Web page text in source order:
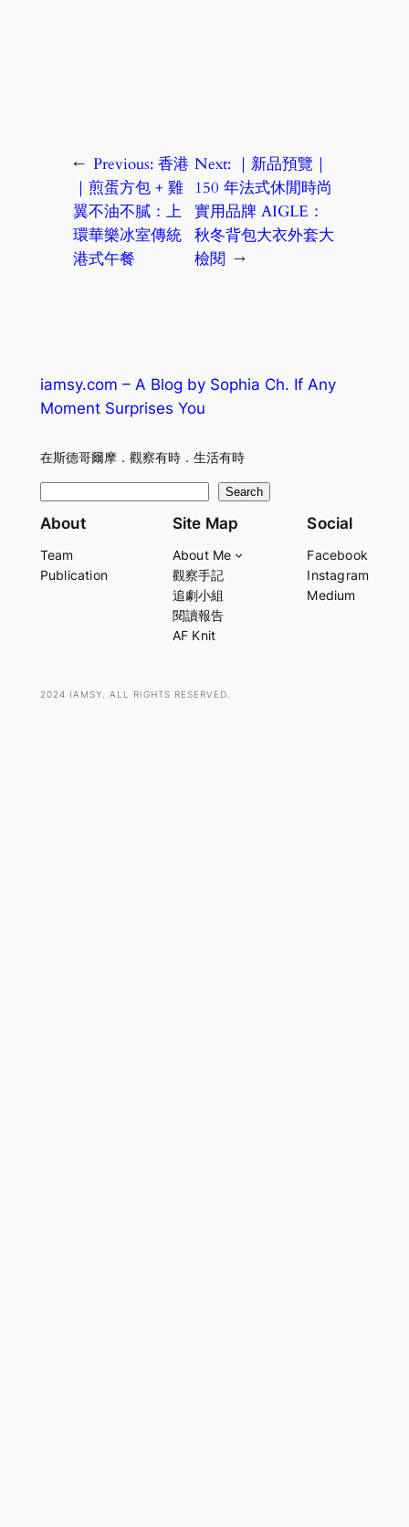
← Previous: 香港
｜煎蛋方包 + 雞
翼不油不膩：上
環華樂冰室傳統
港式午餐
Next: ｜新品預覽｜
150 年法式休閒時尚
實用品牌 AIGLE：
秋冬背包大衣外套大
檢閱 →
iamsy.com – A Blog by Sophia Ch. If Any
Moment Surprises You
在斯德哥爾摩．觀察有時．生活有時
e
r
Search
About
Team
Publication
Site Map
About Me
觀察手記
追劇小組
閱讀報告
AF Knit
Social
Facebook
Instagram
Medium
2024 IAMSY. ALL RIGHTS RESERVED.